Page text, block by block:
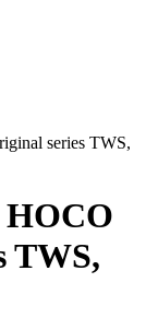
series TWS,
TWS,